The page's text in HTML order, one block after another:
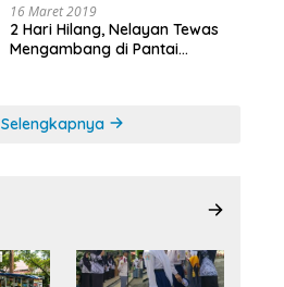
16 Maret 2019
2 Hari Hilang, Nelayan Tewas
Mengambang di Pantai
Selengkapnya